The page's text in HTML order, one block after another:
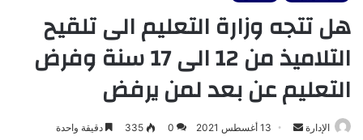
هل تتجه وزارة التعليم الى تلقيح
التلاميذ من 12 الى 17 سنة وفرض
التعليم عن بعد لمن يرفض
الإدارة
أرسل 13 أغسطس 2021 0
335 دقيقة واحدة